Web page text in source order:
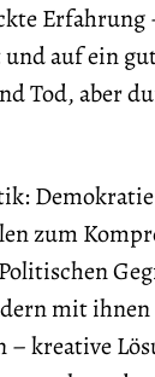
Erfahrung
auf ein
Tod, aber
zum
mit
kreative